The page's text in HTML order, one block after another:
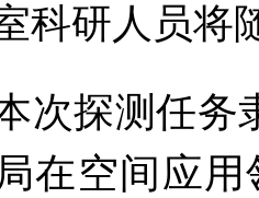
科研人员将
探测任务隶
在空间应